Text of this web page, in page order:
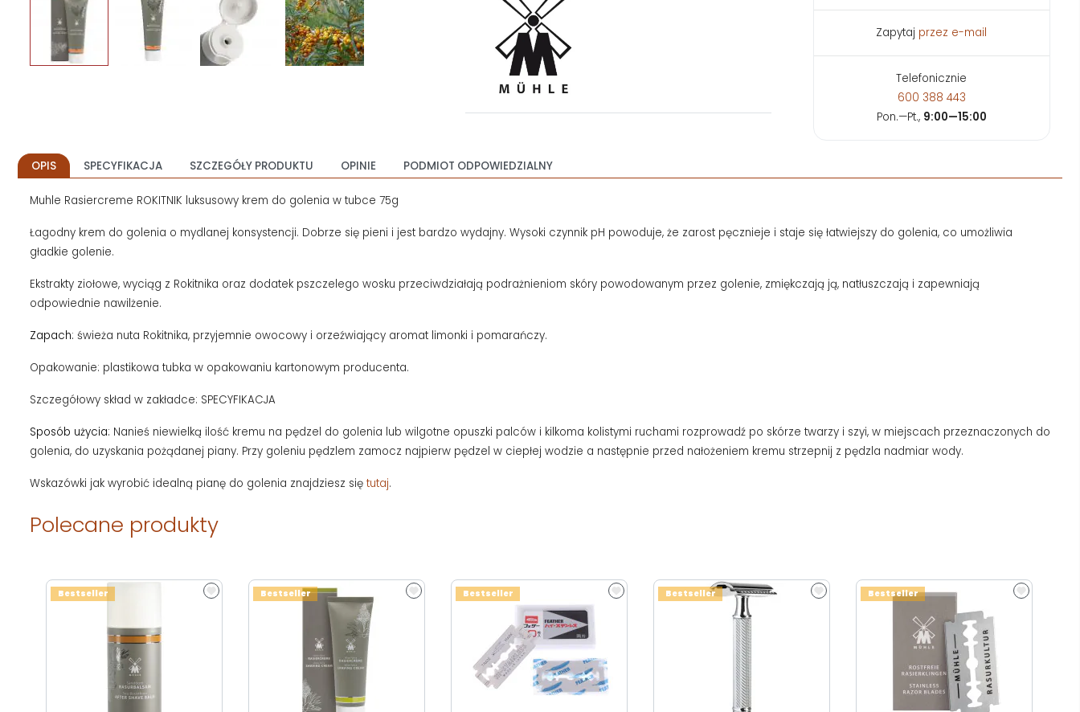
Zapytaj przez e-mail
Telefonicznie
600 388 443
Pon.—Pt., 9:00—15:00
OPIS SPECYFIKACJA SZCZEGÓŁY PRODUKTU OPINIE PODMIOT ODPOWIEDZIALNY
Muhle Rasiercreme ROKITNIK luksusowy krem do golenia w tubce 75g
Łagodny krem do golenia o mydlanej konsystencji. Dobrze się pieni i jest bardzo wydajny. Wysoki czynnik pH powoduje, że zarost pęcznieje i staje się łatwiejszy do golenia, co umożliwia
gładkie golenie.
Ekstrakty ziołowe, wyciąg z Rokitnika oraz dodatek pszczelego wosku przeciwdziałają podrażnieniom skóry powodowanym przez golenie, zmiękczają ją, natłuszczają i zapewniają
odpowiednie nawilżenie.
Zapach: świeża nuta Rokitnika, przyjemnie owocowy i orzeźwiający aromat limonki i pomarańczy.
Opakowanie: plastikowa tubka w opakowaniu kartonowym producenta.
Szczegółowy skład w zakładce: SPECYFIKACJA
Sposób użycia: Nanieś niewielką ilość kremu na pędzel do golenia lub wilgotne opuszki palców i kilkoma kolistymi ruchami rozprowadź po skórze twarzy i szyi, w miejscach przeznaczonych do
golenia, do uzyskania pożądanej piany. Przy goleniu pędzlem zamocz najpierw pędzel w ciepłej wodzie a następnie przed nałożeniem kremu strzepnij z pędzla nadmiar wody.
Wskazówki jak wyrobić idealną pianę do golenia znajdziesz się tutaj.
Polecane produkty
Bestseller Bestseller Bestseller Bestseller Bestseller